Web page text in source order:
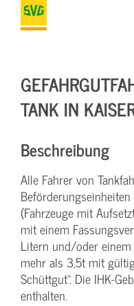
TANK IN
Beschreibung
Alle Fahrer von
(Fahrzeuge mit
mit einem
Litern und/oder
mehr als 3,5t mit
Schüttgut". Die IHK-
enthalten.